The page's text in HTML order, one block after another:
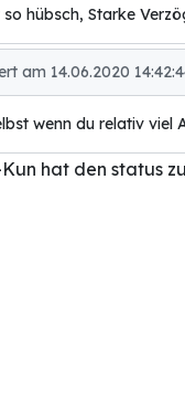
hübsch, Starke
am 14.06.2020
wenn du relativ
hat den status